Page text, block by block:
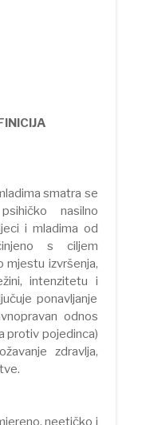
smatra se
nasilno
i mladima od
s ciljem
mjestu izvršenja,
intenzitetu i
ponavljanje
odnos
protiv pojedinca)
zdravlja,
neetičko i